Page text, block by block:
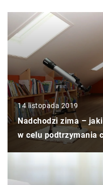
14 listopada 2019
Nadchodzi zima –
w celu podtrzymania